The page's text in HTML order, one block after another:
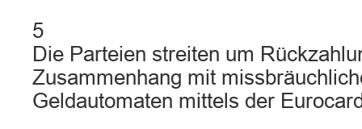
5
Die Parteien streiten um
Zusammenhang mit
Geldautomaten mittels der